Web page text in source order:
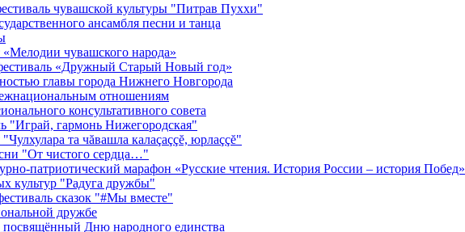
чувашской культуры "Питрав Пуххи"
ансамбля песни и танца
«Мелодии чувашского народа»
«Дружный Старый Новый год»
главы города Нижнего Новгорода
отношениям
консультативного совета
"Играй, гармонь Нижегородская"
та чăвашла калаçаççĕ, юрлаççĕ"
"От чистого сердца…"
патриотический марафон «Русские чтения. История России – история Побед»
культур "Радуга дружбы"
сказок "#Мы вместе"
дружбе
посвящённый Дню народного единства